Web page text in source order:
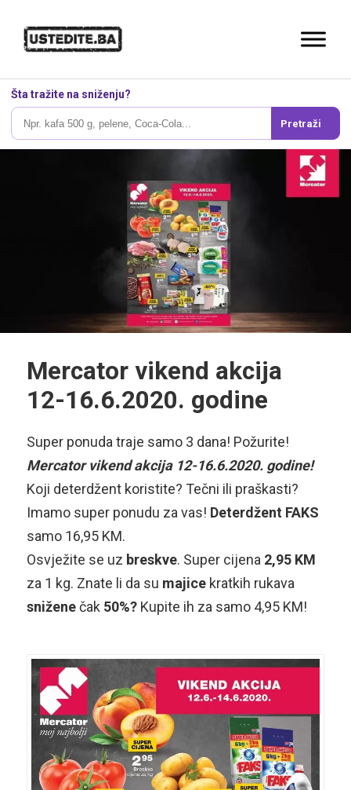
Šta tražite na sniženju?
Pretraži
Mercator vikend akcija
12-16.6.2020. godine
Super ponuda traje samo 3 dana! Požurite!
Mercator vikend akcija 12-16.6.2020. godine!
Koji deterdžent koristite? Tečni ili praškasti?
Imamo super ponudu za vas! Deterdžent FAKS
samo 16,95 KM.
Osvježite se uz breskve. Super cijena 2,95 KM
za 1 kg. Znate li da su majicekratkih rukava
sniženečak 50%?Kupite ih za samo 4,95 KM!